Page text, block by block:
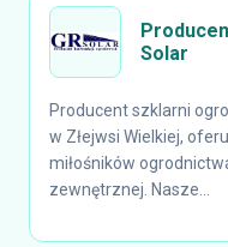
Solar
Producent szklarni
w Złejwsi Wielkiej,
miłośników
zewnętrznej. Nasze...